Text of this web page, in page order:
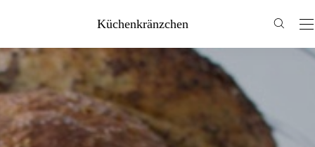
Küchenkränzchen